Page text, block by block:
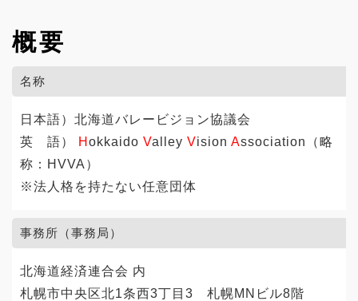
概要
名称
日本語）北海道バレービジョン協議会
英 語）
H okkaido Valley Vision Association（略
称：HVVA）
※法人格を持たない任意団体
事務所（事務局）
北海道経済連合会 内
札幌市中央区北1条西3丁目3 札幌MNビル8階